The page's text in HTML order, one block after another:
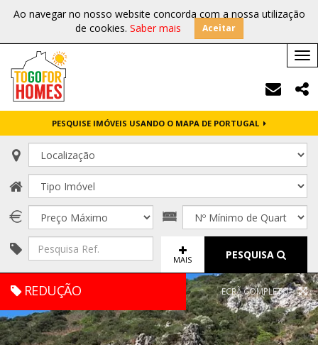
Ao navegar no nosso website concorda com a nossa utilização
de cookies. Saber mais Aceitar
PESQUISE IMÓVEIS USANDO O MAPA DE PORTUGAL
MAIS PESQUISA
REDUÇÃO ECRÃ COMPLETO